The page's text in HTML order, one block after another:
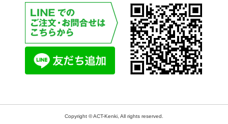
Copyright © ACT-Kenki, All rights reserved.